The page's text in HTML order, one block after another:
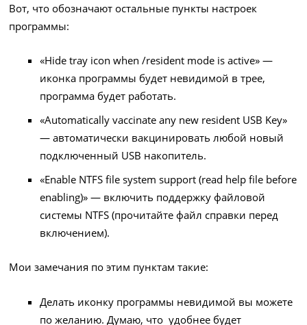
Вот, что обозначают остальные пункты настроек
программы:
«Hide tray icon when /resident mode is active» —
иконка программы будет невидимой в трее,
программа будет работать.
«Automatically vaccinate any new resident USB Key»
— автоматически вакцинировать любой новый
подключенный USB накопитель.
«Enable NTFS file system support (read help file before
enabling)» — включить поддержку файловой
системы NTFS (прочитайте файл справки перед
включением).
Мои замечания по этим пунктам такие:
Делать иконку программы невидимой вы можете
по желанию. Думаю, что удобнее будет